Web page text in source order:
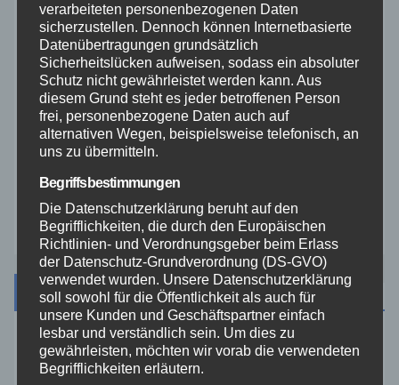
THW
Veranstaltungen
Video
Zoll
Archiv
August 2026
verarbeiteten personenbezogenen Daten
sicherzustellen. Dennoch können Internetbasierte
Datenübertragungen grundsätzlich
Sicherheitslücken aufweisen, sodass ein absoluter
Schutz nicht gewährleistet werden kann. Aus
diesem Grund steht es jeder betroffenen Person
frei, personenbezogene Daten auch auf
alternativen Wegen, beispielsweise telefonisch, an
uns zu übermitteln.
Begriffsbestimmungen
Die Datenschutzerklärung beruht auf den
Begrifflichkeiten, die durch den Europäischen
Richtlinien- und Verordnungsgeber beim Erlass
der Datenschutz-Grundverordnung (DS-GVO)
verwendet wurden. Unsere Datenschutzerklärung
soll sowohl für die Öffentlichkeit als auch für
unsere Kunden und Geschäftspartner einfach
lesbar und verständlich sein. Um dies zu
gewährleisten, möchten wir vorab die verwendeten
Begrifflichkeiten erläutern.